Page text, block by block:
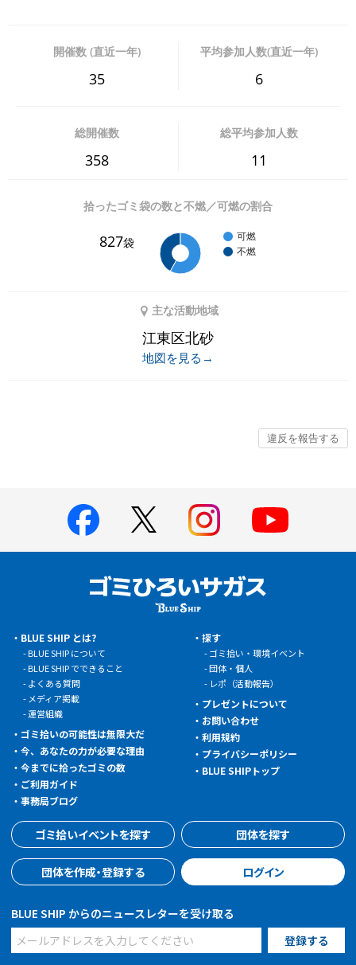
開催数 (直近一年)
35
平均参加人数(直近一年)
6
総開催数
358
総平均参加人数
11
拾ったゴミ袋の数と不燃／可燃の割合
827袋
可燃
不燃
主な活動地域
江東区北砂
地図を見る→
BLUE SHIP とは?
BLUE SHIP について
BLUE SHIP でできること
よくある質問
メディア掲載
運営組織
ゴミ拾いの可能性は無限大だ
今、あなたの力が必要な理由
今までに拾ったゴミの数
ご利用ガイド
事務局ブログ
探す
ゴミ拾い・環境イベント
団体・個人
レポ（活動報告）
プレゼントについて
お問い合わせ
利用規約
プライバシーポリシー
BLUE SHIPトップ
ゴミ拾いイベントを探す 団体を探す
団体を作成・登録する ログイン
BLUE SHIP からのニュースレターを受け取る